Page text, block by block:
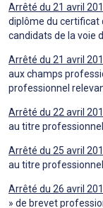
Arrêté du 21 avril
diplôme du certificat
candidats de la voie
Arrêté du 21 avril
aux champs
professionnel
Arrêté du 22 avril
au titre
Arrêté du 25 avril
au titre
Arrêté du 26 avril
» de brevet